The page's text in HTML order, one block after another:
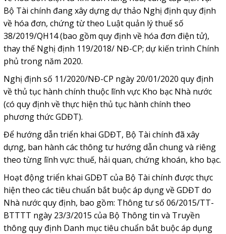
Bộ Tài chính đang xây dựng dự thảo Nghị định quy định
về hóa đơn, chứng từ theo Luật quản lý thuế số
38/2019/QH14 (bao gồm quy định về hóa đơn điện tử),
thay thế Nghị định 119/2018/ NĐ-CP; dự kiến trình Chính
phủ trong năm 2020.
Nghị định số 11/2020/NĐ-CP ngày 20/01/2020 quy định
về thủ tục hành chính thuộc lĩnh vực Kho bạc Nhà nước
(có quy định về thực hiện thủ tục hành chính theo
phương thức GDĐT).
Để hướng dẫn triển khai GDĐT, Bộ Tài chính đã xây
dựng, ban hành các thông tư hướng dẫn chung và riêng
theo từng lĩnh vực: thuế, hải quan, chứng khoán, kho bạc.
Hoạt động triển khai GDĐT của Bộ Tài chính được thực
hiện theo các tiêu chuẩn bắt buộc áp dụng về GDĐT do
Nhà nước quy định, bao gồm: Thông tư số 06/2015/TT-
BTTTT ngày 23/3/2015 của Bộ Thông tin và Truyền
thông quy định Danh mục tiêu chuẩn bắt buộc áp dụng